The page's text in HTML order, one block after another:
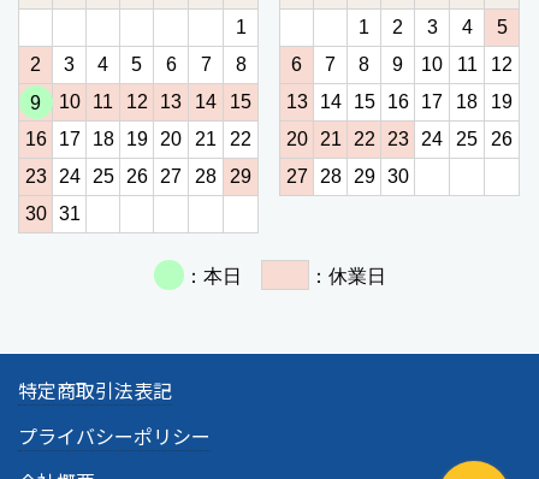
特定商取引法表記
プライバシーポリシー